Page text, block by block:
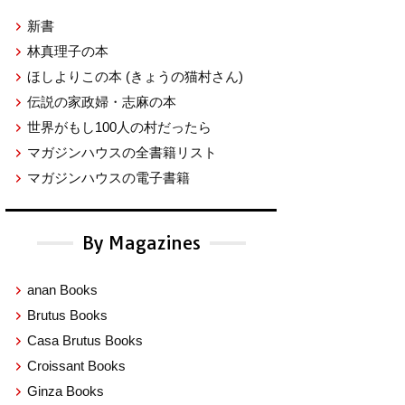
新書
林真理子の本
ほしよりこの本 (きょうの猫村さん)
伝説の家政婦・志麻の本
世界がもし100人の村だったら
マガジンハウスの全書籍リスト
マガジンハウスの電子書籍
By Magazines
anan Books
Brutus Books
Casa Brutus Books
Croissant Books
Ginza Books